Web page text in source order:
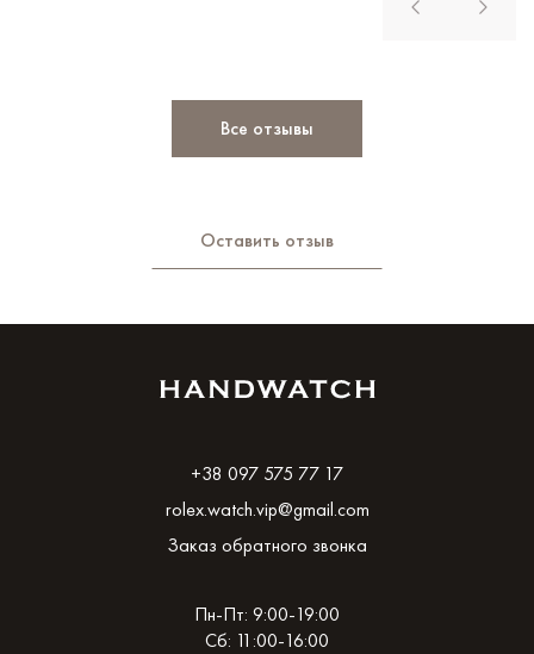
Все отзывы
Оставить отзыв
+38 097 575 77 17
rolex.watch.vip@gmail.com
Заказ обратного звонка
Пн-Пт: 9:00-19:00
Сб: 11:00-16:00